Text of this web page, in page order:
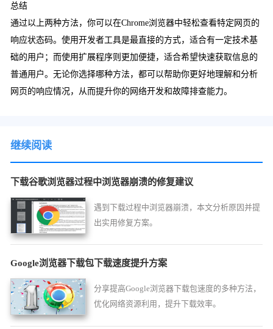
总结
通过以上两种方法，你可以在Chrome浏览器中轻松查看特定网页的
响应状态码。使用开发者工具是最直接的方式，适合有一定技术基
础的用户；而使用扩展程序则更加便捷，适合希望快速获取信息的
普通用户。无论你选择哪种方法，都可以帮助你更好地理解和分析
网页的响应情况，从而提升你的网络开发和故障排查能力。
继续阅读
下载谷歌浏览器过程中浏览器崩溃的修复建议
遇到下载过程中浏览器崩溃，本文分析原因并提
出实用修复方案。
Google浏览器下载包下载速度提升方案
分享提高Google浏览器下载包速度的多种方法，
优化网络资源利用，提升下载效率。